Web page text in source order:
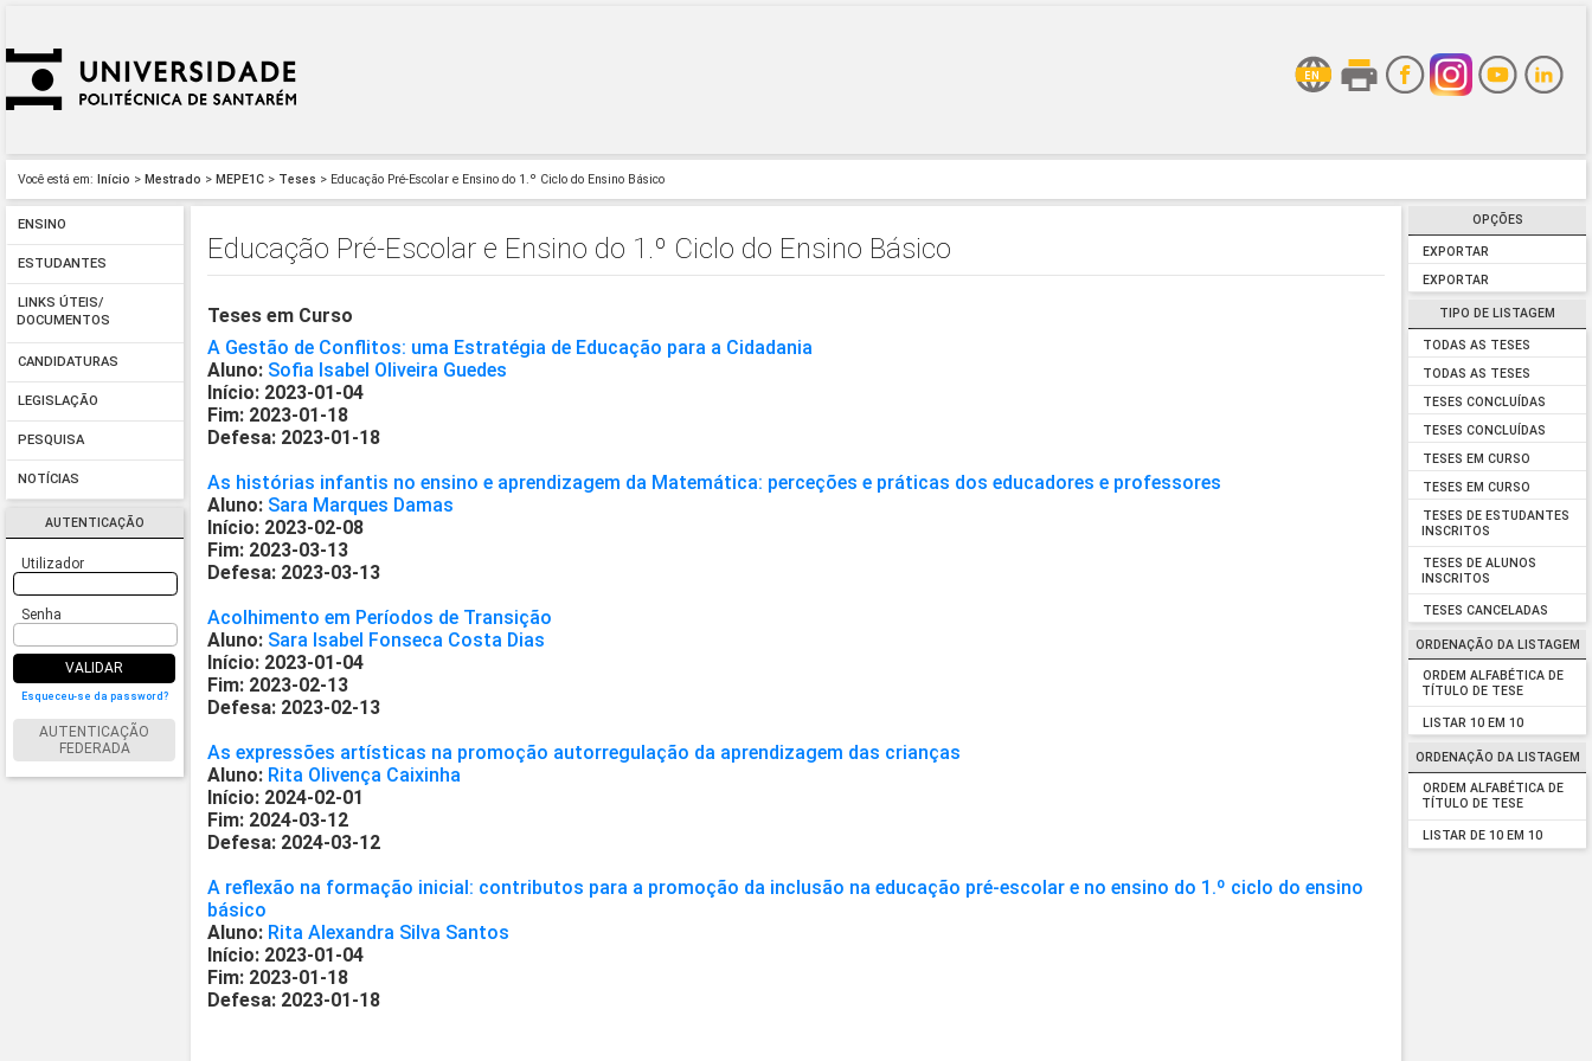
Você está em: Início > Mestrado > MEPE1C > Teses > Educação Pré-Escolar e Ensino do 1.º Ciclo do Ensino Básico
ENSINO
ESTUDANTES
LINKS ÚTEIS/
DOCUMENTOS
CANDIDATURAS
LEGISLAÇÃO
PESQUISA
NOTÍCIAS
AUTENTICAÇÃO
Utilizador
Senha
VALIDAR
Esqueceu-se da password?
AUTENTICAÇÃO
FEDERADA
OPÇÕES
EXPORTAR
EXPORTAR
TIPO DE LISTAGEM
TODAS AS TESES
TODAS AS TESES
TESES CONCLUÍDAS
TESES CONCLUÍDAS
TESES EM CURSO
TESES EM CURSO
TESES DE ESTUDANTES
INSCRITOS
TESES DE ALUNOS
INSCRITOS
TESES CANCELADAS
ORDENAÇÃO DA LISTAGEM
ORDEM ALFABÉTICA DE
TÍTULO DE TESE
LISTAR 10 EM 10
ORDENAÇÃO DA LISTAGEM
ORDEM ALFABÉTICA DE
TÍTULO DE TESE
LISTAR DE 10 EM 10
Educação Pré-Escolar e Ensino do 1.º Ciclo do Ensino Básico
Teses em Curso
A Gestão de Conflitos: uma Estratégia de Educação para a Cidadania
Aluno: Sofia Isabel Oliveira Guedes
Início: 2023-01-04
Fim: 2023-01-18
Defesa: 2023-01-18
As histórias infantis no ensino e aprendizagem da Matemática: perceções e práticas dos educadores e professores
Aluno: Sara Marques Damas
Início: 2023-02-08
Fim: 2023-03-13
Defesa: 2023-03-13
Acolhimento em Períodos de Transição
Aluno: Sara Isabel Fonseca Costa Dias
Início: 2023-01-04
Fim: 2023-02-13
Defesa: 2023-02-13
As expressões artísticas na promoção autorregulação da aprendizagem das crianças
Aluno: Rita Olivença Caixinha
Início: 2024-02-01
Fim: 2024-03-12
Defesa: 2024-03-12
A reflexão na formação inicial: contributos para a promoção da inclusão na educação pré-escolar e no ensino do 1.º ciclo do ensino
básico
Aluno: Rita Alexandra Silva Santos
Início: 2023-01-04
Fim: 2023-01-18
Defesa: 2023-01-18